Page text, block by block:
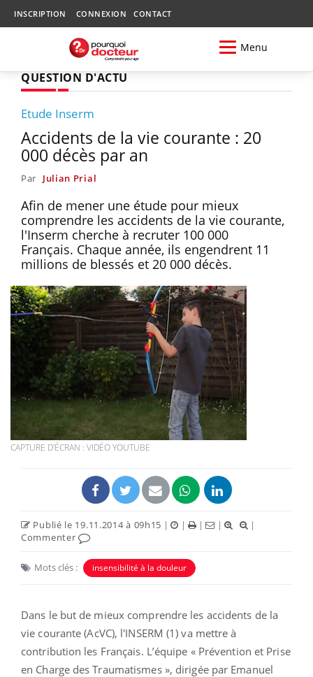
INSCRIPTION CONNEXION CONTACT
Menu
QUESTION D'ACTU
Etude Inserm
Accidents de la vie courante : 20
000 décès par an
Par Julian Prial
Afin de mener une étude pour mieux
comprendre les accidents de la vie courante,
l'Inserm cherche à recruter 100 000
Français. Chaque année, ils engendrent 11
millions de blessés et 20 000 décès.
CAPTURE D'ÉCRAN : VIDÉO YOUTUBE
Publié le 19.11.2014 à 09h15 | | | |
|
Commenter
Mots clés : insensibilité à la douleur
Dans le but de mieux comprendre les accidents de la
vie courante (AcVC), l'INSERM (1) va mettre à
contribution les Français. L’équipe « Prévention et Prise
en Charge des Traumatismes », dirigée par Emanuel